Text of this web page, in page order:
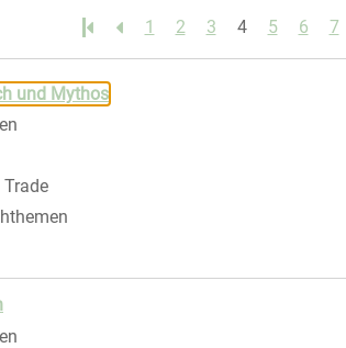
1
2 3 4 5 6 7
und Mythos
Trade